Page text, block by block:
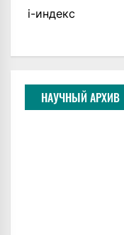
i-индекс
НАУЧНЫЙ АРХИВ